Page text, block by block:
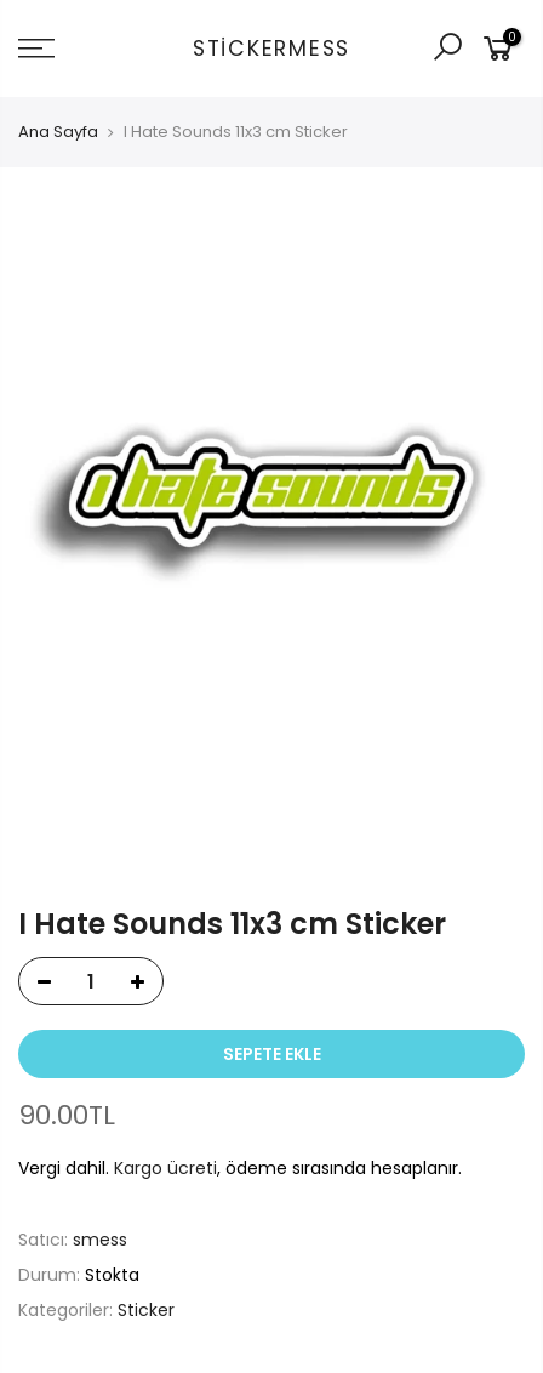
git
STICKERMESS 0
Ana Sayfa I Hate Sounds 11x3 cm Sticker
I Hate Sounds 11x3 cm Sticker
SEPETE EKLE
90.00TL
Vergi dahil. Kargo ücreti, ödeme sırasında hesaplanır.
Satıcı: smess
Durum: Stokta
Kategoriler: Sticker